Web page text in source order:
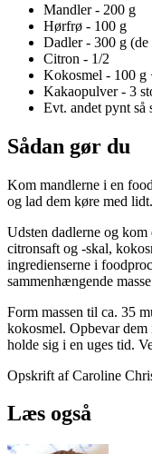
Mandler - 200 g
Hørfrø - 100 g
Dadler - 300 g
Citron - 1/2
Kokosmel - 100 g
Kakaopulver - 3
Evt. andet pynt så
Sådan gør du
Kom mandlerne i en
og lad dem køre med lidt.
Udsten dadlerne og kom
citronsaft og -skal,
ingredienserne i
sammenhængende masse
Form massen til ca. 35
kokosmel. Opbevar
holde sig i en uges tid.
Opskrift af Caroline
Læs også